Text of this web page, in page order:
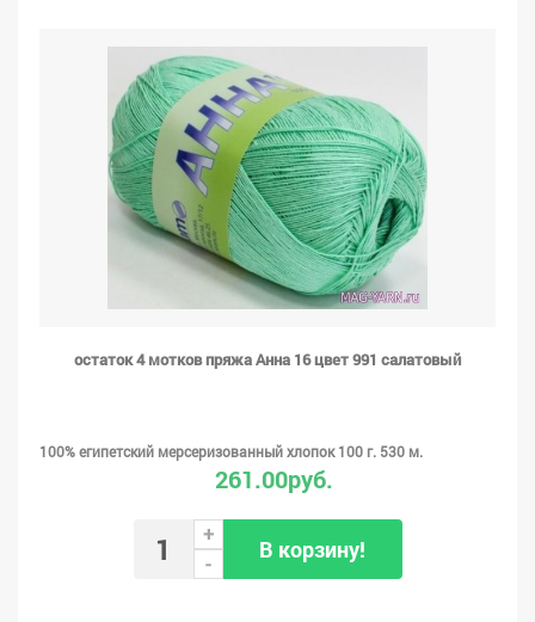
остаток 4 мотков пряжа Анна 16 цвет 991 салатовый
100% египетский мерсеризованный хлопок 100 г. 530 м.
261.00руб.
+
-
В корзину!